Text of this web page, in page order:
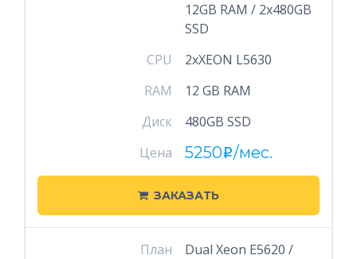
12GB RAM / 2x480GB
SSD
CPU
2xXEON L5630
RAM
12 GB RAM
Диск
480GB SSD
Цена
5250i/мес.
ЗАКАЗАТЬ
План
Dual Xeon E5620 /